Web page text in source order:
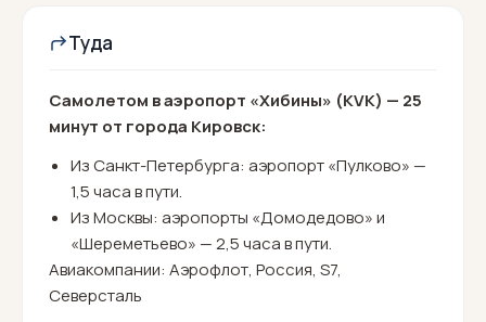
Туда
Самолетом в аэропорт «Хибины» (KVK) — 25
минут от города Кировск:
Из Санкт-Петербурга: аэропорт «Пулково» —
1,5 часа в пути.
Из Москвы: аэропорты «Домодедово» и
«Шереметьево» — 2,5 часа в пути.
Авиакомпании: Аэрофлот, Россия, S7,
Северсталь